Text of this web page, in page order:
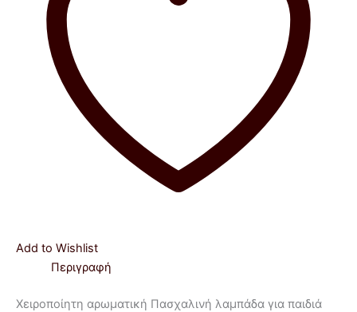
Add to Wishlist
Περιγραφή
Χειροποίητη αρωματική Πασχαλινή λαμπάδα για παιδιά